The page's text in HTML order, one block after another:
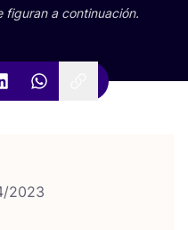
figu­ran a continuación.
2023